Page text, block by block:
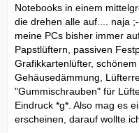
Notebooks in einem
die drehen alle auf.... naja
meine PCs bisher immer
Papstlüftern, passiven
Grafikkartenlüfter,
Gehäusedämmung,
"Gummischrauben" für
Eindruck *g*. Also mag es
erscheinen, darauf wollte